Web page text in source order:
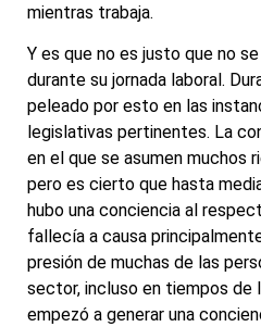
mientras trabaja.
Y es que no es justo que no
durante su jornada laboral.
peleado por esto en las
legislativas pertinentes. La
en el que se asumen muchos
pero es cierto que hasta
hubo una conciencia al
fallecía a causa
presión de muchas de las
sector, incluso en tiempos de
empezó a generar una